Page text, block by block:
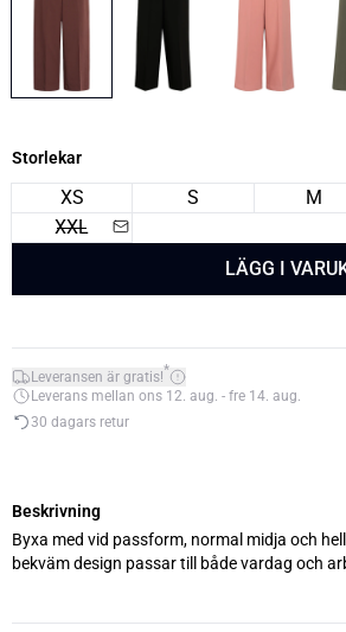
Storlekar
XS S M
XXL
LÄGG I
Leveransen är gratis!*
Leverans mellan ons 12. aug. - fre 14. aug.
30 dagars retur
Beskrivning
Byxa med vid passform, normal midja och
bekväm design passar till både vardag och